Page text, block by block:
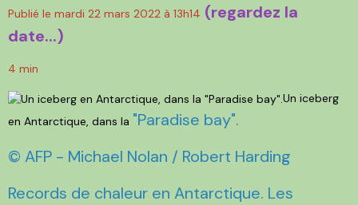
Publié le mardi 22 mars 2022 à 13h14 (regardez la
date...)
4 min
Un iceberg
en Antarctique, dans la "Paradise bay".
© AFP - Michael Nolan / Robert Harding
Records de chaleur en Antarctique. Les